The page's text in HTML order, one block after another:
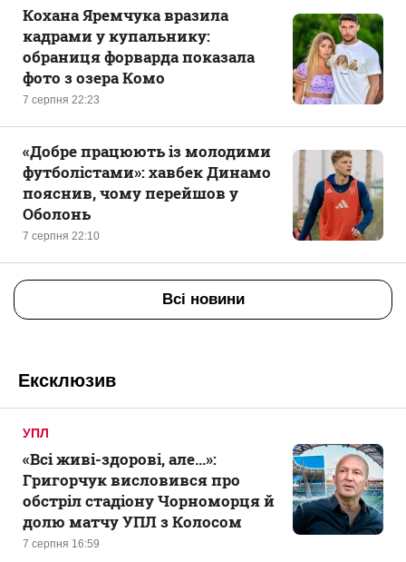
7 серпня 22:23
Кохана Яремчука вразила
кадрами у купальнику:
обраниця форварда показала
фото з озера Комо
7 серпня 22:10
«Добре працюють із молодими
футболістами»: хавбек Динамо
пояснив, чому перейшов у
Оболонь
Всі новини
Ексклюзив
УПЛ
7 серпня 16:59
«Всі живі-здорові, але...»:
Григорчук висловився про
обстріл стадіону Чорноморця й
долю матчу УПЛ з Колосом